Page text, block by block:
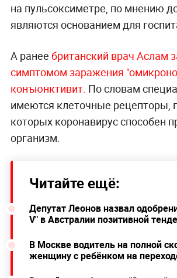
на пульсоксиметре, по мнению
являются основанием для
А ранее британский врач Аслам
симптомом заражения
конъюнктивит. По словам
имеются клеточные рецепторы,
которых коронавирус способен
организм.
Читайте ещё:
Депутат Леонов назвал
V" в Австралии позитивной
В Москве водитель на полной
женщину с ребёнком на